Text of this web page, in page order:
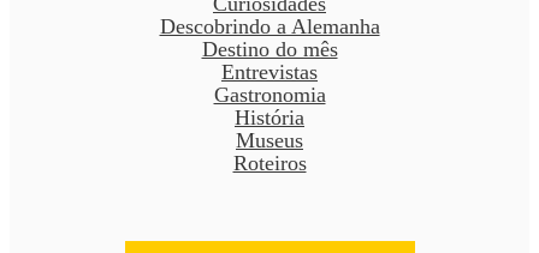
Descobrindo a Alemanha
Destino do mês
Entrevistas
Gastronomia
História
Museus
Roteiros